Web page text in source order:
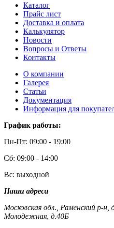
Каталог
Прайс лист
Доставка и оплата
Калькулятор
Новости
Вопросы и Ответы
Контакты
О компании
Галерея
Статьи
Документация
Информация для
График работы:
Пн-Пт: 09:00 - 19:00
Сб: 09:00 - 14:00
Вс: выходной
Наши адреса
Московская обл., Раменский р-
Молодежная, д.40Б